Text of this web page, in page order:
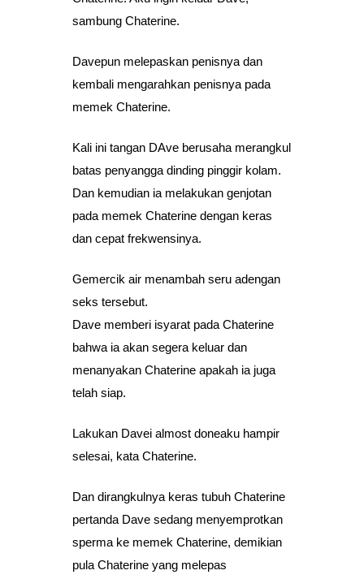
sambung Chaterine.
Davepun melepaskan penisnya dan
kembali mengarahkan penisnya pada
memek Chaterine.
Kali ini tangan DAve berusaha merangkul
batas penyangga dinding pinggir kolam.
Dan kemudian ia melakukan genjotan
pada memek Chaterine dengan keras
dan cepat frekwensinya.
Gemercik air menambah seru adengan
seks tersebut.
Dave memberi isyarat pada Chaterine
bahwa ia akan segera keluar dan
menanyakan Chaterine apakah ia juga
telah siap.
Lakukan Davei almost doneaku hampir
selesai, kata Chaterine.
Dan dirangkulnya keras tubuh Chaterine
pertanda Dave sedang menyemprotkan
sperma ke memek Chaterine, demikian
pula Chaterine yang melepas